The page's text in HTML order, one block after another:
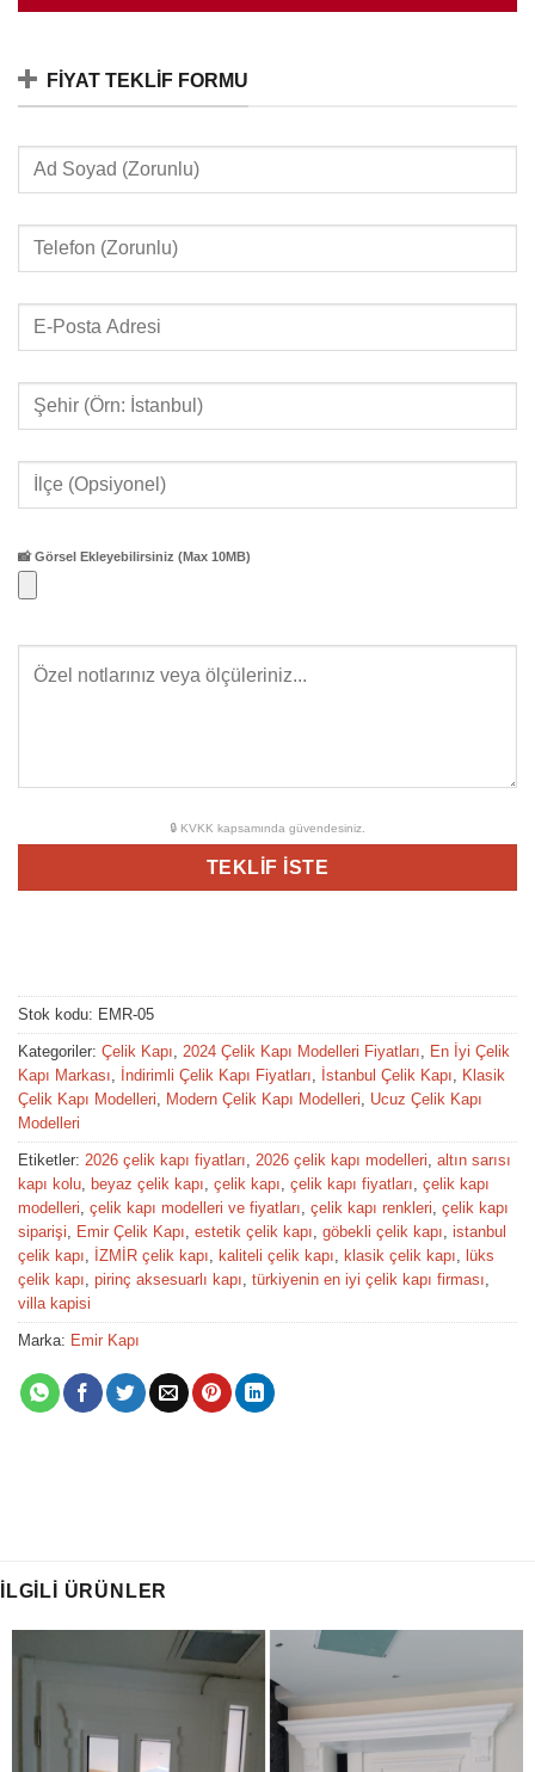
FIYAT TEKLIF FORMU
📸 Görsel Ekleyebilirsiniz (Max 10MB)
🔒 KVKK kapsamında güvendesiniz.
Stok kodu: EMR-05
Kategoriler: Çelik Kapı 2024 Çelik Kapı Modelleri Fiyatları
En İyi Çelik
Kapı Markası
İndirimli Çelik Kapı Fiyatları İstanbul Çelik Kapı
Klasik
Çelik Kapı Modelleri
Modern Çelik Kapı Modelleri
Ucuz Çelik Kapı
Modelleri
Etiketler: 2026 çelik kapı fiyatları 2026 çelik kapı modelleri altın sarısı
kapı kolu beyaz çelik kapı çelik kapı çelik kapı fiyatları çelik kapı
modelleri çelik kapı modelleri ve fiyatları çelik kapı renkleri çelik kapı
siparişi
Emir Çelik Kapı estetik çelik kapı göbekli çelik kapı istanbul
çelik kapı
İZMİR çelik kapı kaliteli çelik kapı klasik çelik kapı lüks
çelik kapı pirinç aksesuarlı kapı türkiyenin en iyi çelik kapı firması
villa kapisi
Marka: Emir Kapı
İLGILI ÜRÜNLER